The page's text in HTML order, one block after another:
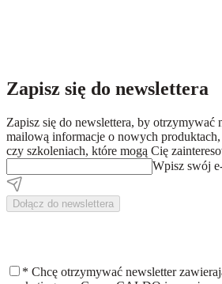
Zapisz się do newslettera
Zapisz się do newslettera, by otrzymywać
mailową informacje o nowych
czy szkoleniach, które mogą Cię
Wpisz swój
Dołącz do newslettera
* Chcę otrzymywać newsletter